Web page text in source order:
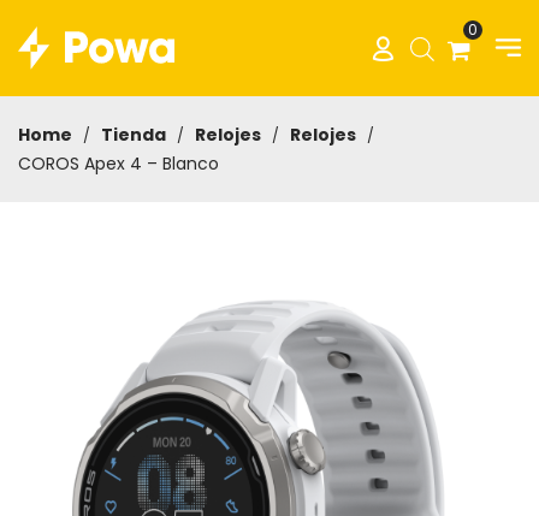
0
Home / Tienda / Relojes / Relojes /
COROS Apex 4 – Blanco